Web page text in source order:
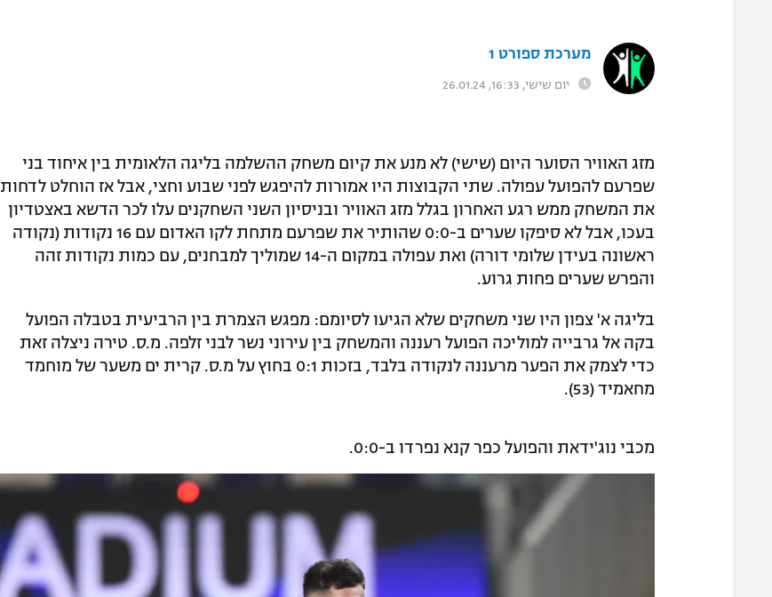
מערכת ספורט 1
יום שישי, 16:33, 26.01.24
מזג האוויר הסוער היום (שישי) לא מנע את קיום משחק ההשלמה בליגה הלאומית בין איחוד בני
שפרעם להפועל עפולה. שתי הקבוצות היו אמורות להיפגש לפני שבוע וחצי, אבל אז הוחלט לדחות
את המשחק ממש רגע האחרון בגלל מזג האוויר ובניסיון השני השחקנים עלו לכר הדשא באצטדיון
בעכו, אבל לא סיפקו שערים ב-0:0 שהותיר את שפרעם מתחת לקו האדום עם 16 נקודות (נקודה
ראשונה בעידן שלומי דורה) ואת עפולה במקום ה-14 שמוליך למבחנים, עם כמות נקודות זהה
והפרש שערים פחות גרוע.
בליגה א' צפון היו שני משחקים שלא הגיעו לסיומם: מפגש הצמרת בין הרביעית בטבלה הפועל
בקה אל גרבייה למוליכה הפועל רעננה והמשחק בין עירוני נשר לבני זלפה. מ.ס. טירה ניצלה זאת
כדי לצמק את הפער מרעננה לנקודה בלבד, בזכות 0:1 בחוץ על מ.ס. קרית ים משער של מוחמד
מחאמיד (53).
מכבי נוג'ידאת והפועל כפר קנא נפרדו ב-0:0.